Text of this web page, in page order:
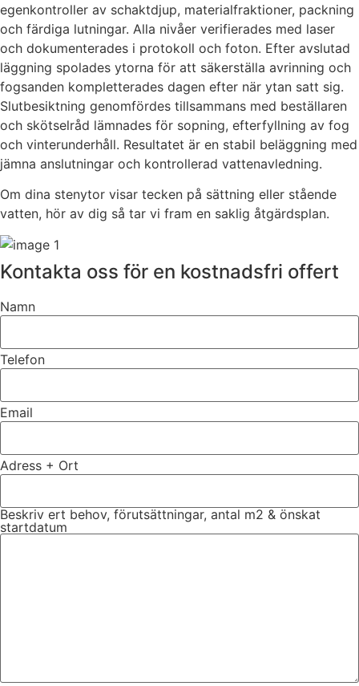
egenkontroller av schaktdjup, materialfraktioner, packning
och färdiga lutningar. Alla nivåer verifierades med laser
och dokumenterades i protokoll och foton. Efter avslutad
läggning spolades ytorna för att säkerställa avrinning och
fogsanden kompletterades dagen efter när ytan satt sig.
Slutbesiktning genomfördes tillsammans med beställaren
och skötselråd lämnades för sopning, efterfyllning av fog
och vinterunderhåll. Resultatet är en stabil beläggning med
jämna anslutningar och kontrollerad vattenavledning.
Om dina stenytor visar tecken på sättning eller stående
vatten, hör av dig så tar vi fram en saklig åtgärdsplan.
Kontakta oss för en kostnadsfri offert
Namn
Telefon
Email
Adress + Ort
Beskriv ert behov, förutsättningar, antal m2 & önskat
startdatum